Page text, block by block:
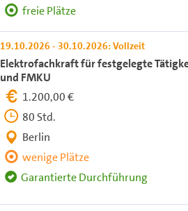
freie Plätze
19.10.2026 - 30.10.2026: Vollzeit
Elektrofachkraft für festgelegte
und FMKU
1.200,00 €
80 Std.
Berlin
wenige Plätze
Garantierte Durchführung